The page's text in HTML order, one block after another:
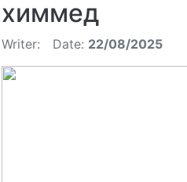
химмед
Writer: Date: 22/08/2025